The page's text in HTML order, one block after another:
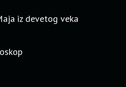
iz devetog veka